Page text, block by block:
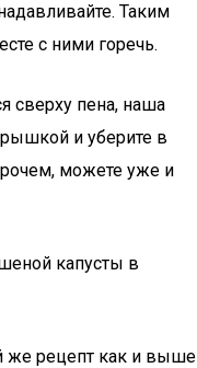
Таким
с ними горечь.
сверху пена, наша
и уберите в
можете уже и
капусты в
же рецепт как и выше